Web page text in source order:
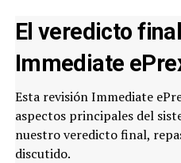
El veredicto
Immediate
Esta revisión Immediate
aspectos principales del
nuestro veredicto final,
discutido.